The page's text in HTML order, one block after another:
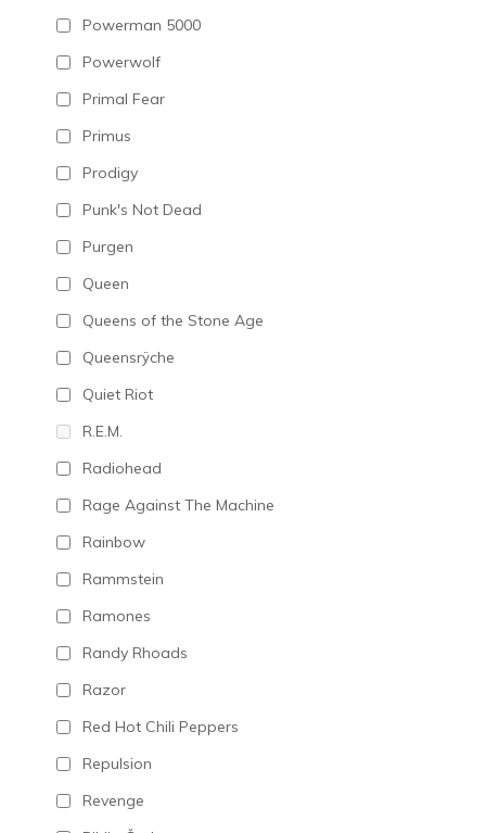
Powerman 5000
Powerwolf
Primal Fear
Primus
Prodigy
Punk's Not Dead
Purgen
Queen
Queens of the Stone Age
Queensrÿche
Quiet Riot
R.E.M.
Radiohead
Rage Against The Machine
Rainbow
Rammstein
Ramones
Randy Rhoads
Razor
Red Hot Chili Peppers
Repulsion
Revenge